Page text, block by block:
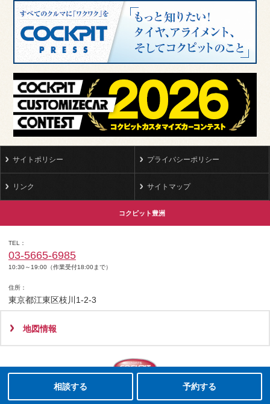
サイトポリシー プライバシーポリシー
リンク サイトマップ
コクピット豊洲
TEL
03-5665-6985
10:30～19:00（作業受付18:00まで）
住所
東京都江東区枝川1-2-3
地図情報
Copyright(C)2008-2022 COCKPIT TOYOSU.All rights reserved.
相談する 予約する